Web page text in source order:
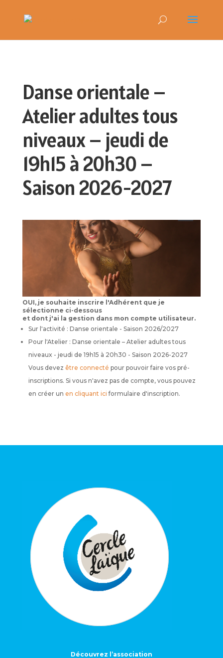
Danse orientale –
Atelier adultes tous
niveaux – jeudi de
19h15 à 20h30 –
Saison 2026-2027
OUI, je souhaite inscrire l'Adhérent que je
sélectionne ci-dessous
et dont j'ai la gestion dans mon compte utilisateur.
Sur l'activité : Danse orientale - Saison 2026/2027
Pour l'Atelier : Danse orientale – Atelier adultes tous
niveaux - jeudi de 19h15 à 20h30 - Saison 2026-2027
Vous devez être connecté pour pouvoir faire vos pré-
inscriptions. Si vous n'avez pas de compte, vous pouvez
en créer un en cliquant ici formulaire d'inscription.
Découvrez l’association